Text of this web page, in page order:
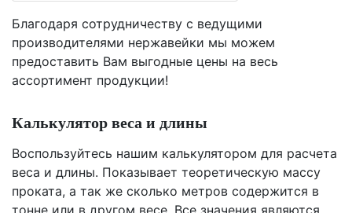
Благодаря сотрудничеству с ведущими
производителями нержавейки мы можем
предоставить Вам выгодные цены на весь
ассортимент продукции!
Калькулятор веса и длины
Воспользуйтесь нашим калькулятором для расчета
веса и длины. Показывает теоретическую массу
проката, а так же сколько метров содержится в
тонне или в другом весе. Все значения являются